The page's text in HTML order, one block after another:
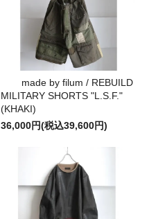
made by filum / REBUILD
MILITARY SHORTS "L.S.F."
(KHAKI)
36,000円(税込39,600円)